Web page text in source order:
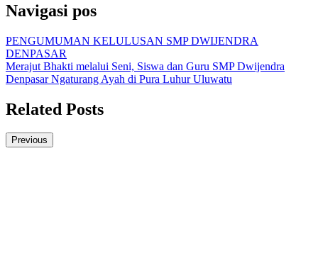
Navigasi pos
PENGUMUMAN KELULUSAN SMP DWIJENDRA
DENPASAR
Merajut Bhakti melalui Seni, Siswa dan Guru SMP Dwijendra
Denpasar Ngaturang Ayah di Pura Luhur Uluwatu
Related Posts
Previous